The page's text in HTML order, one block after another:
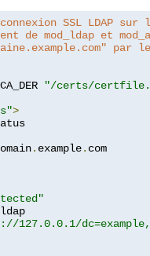
SSL LDAP
de mod_ldap et
par
CA_DER
"/certs/
>
. example. com
ldap
127.0.0.1/